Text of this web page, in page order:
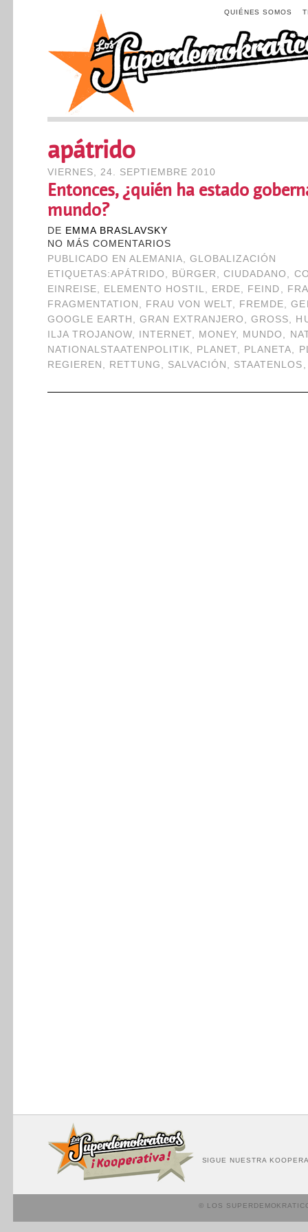
QUIÉNES SOMOS
apátrido
VIERNES, 24. SEPTIEMBRE 2010
Entonces, ¿quién ha estado
mundo?
DE EMMA BRASLAVSKY
NO MÁS COMENTARIOS
PUBLICADO EN ALEMANIA,GLOBALIZACIÓN
ETIQUETAS:APÁTRIDO , BÜRGER ,CIUDADANO ,
EINREISE, ELEMENTO HOSTIL, ERDE, FEIND ,
FRAGMENTATION , FRAU VON WELT, FREMDE,
GOOGLE EARTH , GRAN EXTRANJERO ,GROSS ,
ILJA TROJANOW, INTERNET, MONEY, MUNDO ,
NATIONALSTAATENPOLITIK, PLANET, PLANETA,
REGIEREN , RETTUNG , SALVACIÓN , STAATENLOS
SIGUE NUESTRA
© LOS